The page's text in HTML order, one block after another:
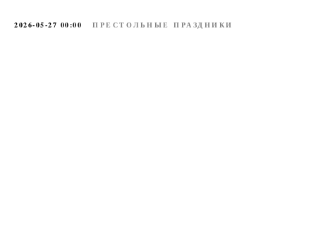
2026-05-27 00:00 ПРЕСТОЛЬНЫЕ ПРАЗДНИКИ